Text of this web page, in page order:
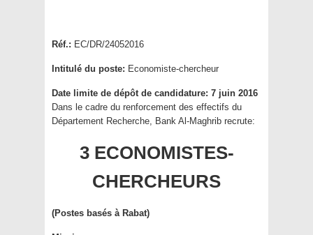
Réf.: EC/DR/24052016
Intitulé du poste: Economiste-chercheur
Date limite de dépôt de candidature: 7 juin 2016
Dans le cadre du renforcement des effectifs du
Département Recherche, Bank Al-Maghrib recrute:
3 ECONOMISTES-
CHERCHEURS
(Postes basés à Rabat)